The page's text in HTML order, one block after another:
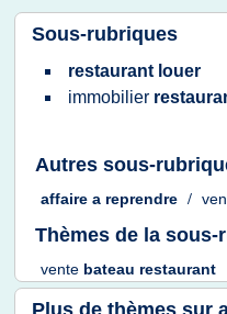
Sous-rubriques
restaurant louer
immobilier
Autres sous-
affaire a reprendre /
Thèmes de la sous-
vente bateau restaurant
Plus de thèmes sur